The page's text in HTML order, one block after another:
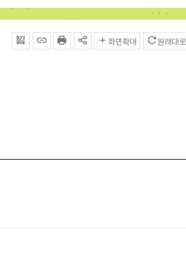
QRcode주소복사프린터공유 화면확대 원래대로